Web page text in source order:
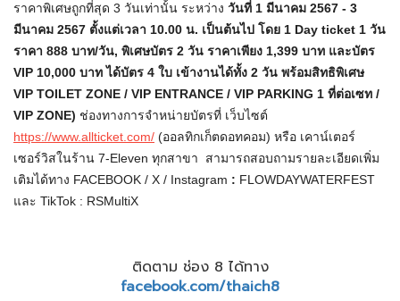
ราคาพิเศษถูกที่สุด 3 วันเท่านั้น ระหว่าง วันที่ 1 มีนาคม 2567 - 3
มีนาคม 2567 ตั้งแต่เวลา 10.00 น. เป็นต้นไป โดย 1 Day ticket 1 วัน
ราคา 888 บาท/วัน, พิเศษบัตร 2 วัน ราคาเพียง 1,399 บาท และบัตร
VIP 10,000 บาท ได้บัตร 4 ใบ เข้างานได้ทั้ง 2 วัน พร้อมสิทธิพิเศษ
VIP TOILET ZONE / VIP ENTRANCE / VIP PARKING 1 ที่ต่อเซท /
VIP ZONE) ช่องทางการจำหน่ายบัตรที่ เว็บไซต์
https://www.allticket.com/ (ออลทิกเก็ตดอทคอม) หรือ เคาน์เตอร์
เซอร์วิสในร้าน 7-Eleven ทุกสาขา สามารถสอบถามรายละเอียดเพิ่ม
เติมได้ทาง FACEBOOK / X / Instagram : FLOWDAYWATERFEST
และ TikTok : RSMultiX
ติดตาม ช่อง 8 ได้ทาง
facebook.com/thaich8